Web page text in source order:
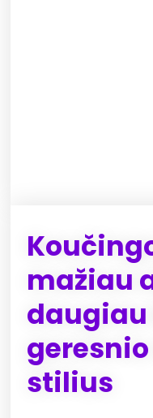
mažiau
stilius